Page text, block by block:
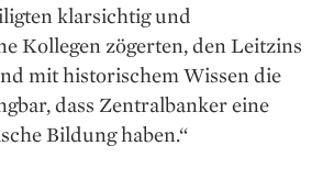
klarsichtig und
Kollegen zögerten, den Leitzins
mit historischem Wissen die
dass Zentral­banker eine
Bildung haben.“